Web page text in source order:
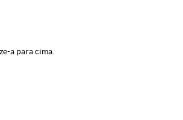
a para cima.